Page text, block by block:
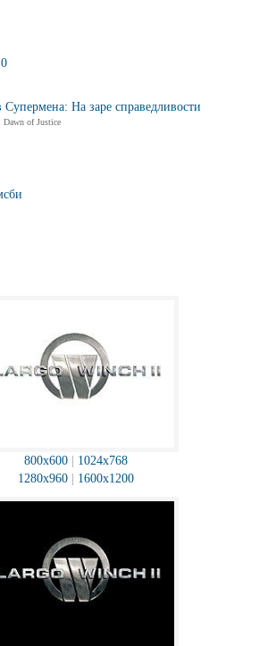
800x600
1024x768
1280x960
1600x1200
На заре справедливости
Dawn of Justice